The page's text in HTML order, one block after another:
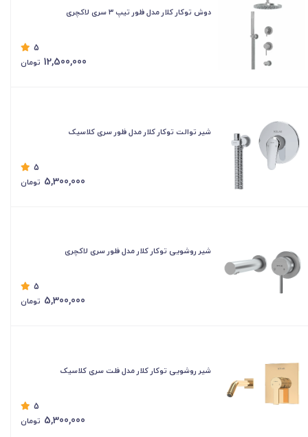
دوش توکار کلار مدل فلور تیپ ۳ سری لاکچری
5
12,500,000 تومان
شیر توالت توکار کلار مدل فلور سری کلاسیک
5
5,300,000 تومان
شیر روشویی توکار کلار مدل فلور سری لاکچری
5
5,300,000 تومان
شیر روشویی توکار کلار مدل فلت سری کلاسیک
5
5,300,000 تومان